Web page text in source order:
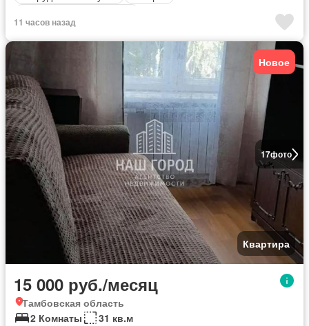
11 часов назад
17фото
Новое
Квартира
15 000 руб./месяц
Тамбовская область
2 Комнаты
31 кв.м